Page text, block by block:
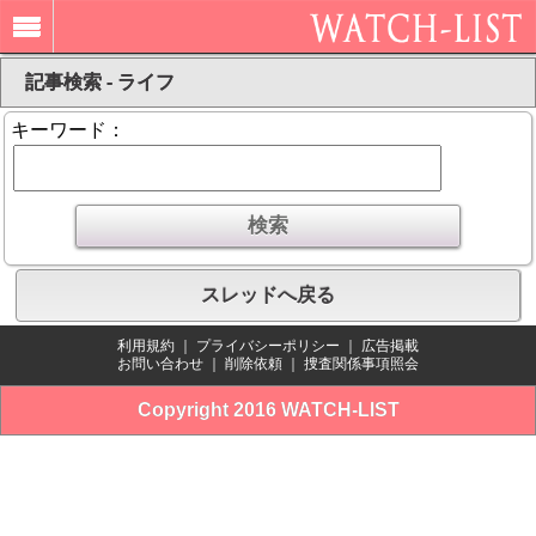
記事検索 - ライフ
キーワード：
スレッドへ戻る
利用規約 プライバシーポリシー
広告掲載
お問い合わせ
削除依頼 捜査関係事項照会
Copyright 2016 WATCH-LIST